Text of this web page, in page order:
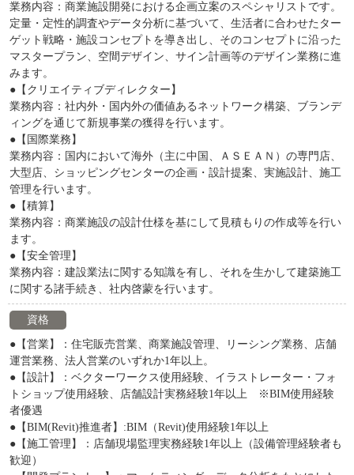
業務内容：商業施設開発における企画立案のスペシャリストです。
定量・定性的調査やデータ分析に基づいて、生活者に合わせたター
ゲット戦略・施設コンセプトを導き出し、そのコンセプトに沿った
マスタープラン、空間デザイン、サイン計画等のデザイン業務に進
みます。
●【クリエイティブディレクター】
業務内容：社内外・国内外の価値あるネットワーク構築、ブランデ
ィングを通じて新規事業の獲得を行います。
●【国際業務】
業務内容：国内において海外（主に中国、ＡＳＥＡＮ）の専門店、
大型店、ショッピングセンターの企画・設計提案、実施設計、施工
管理を行います。
●【積算】
業務内容：商業施設の設計仕様を基にして見積もりの作成等を行い
ます。
●【安全管理】
業務内容：建設業法に関する知識を有し、それを生かして建築施工
に関する諸手続き、社内啓蒙を行います。
資格
●【営業】：住宅販売営業、商業施設管理、リーシング業務、店舗
運営業務、法人営業のいずれか1年以上。
●【設計】：ベクターワークス使用経験、イラストレーター・フォ
トショップ使用経験、店舗設計実務経験1年以上 ※BIM使用経験
者優遇
●【BIM(Revit)推進者】:BIM（Revit)使用経験1年以上
●【施工管理】：店舗現場監理実務経験1年以上（設備管理経験者も
歓迎）